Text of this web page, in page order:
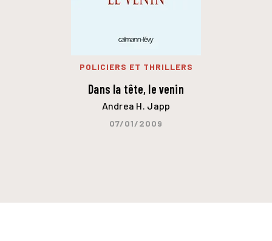
POLICIERS ET THRILLERS
Dans la tête, le venin
Andrea H. Japp
07/01/2009